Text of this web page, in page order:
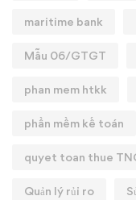
maritime bank
Mẫu 06/GTGT
phan mem htkk
phần mềm kế toán
quyet toan thue
Quản lý rủi ro